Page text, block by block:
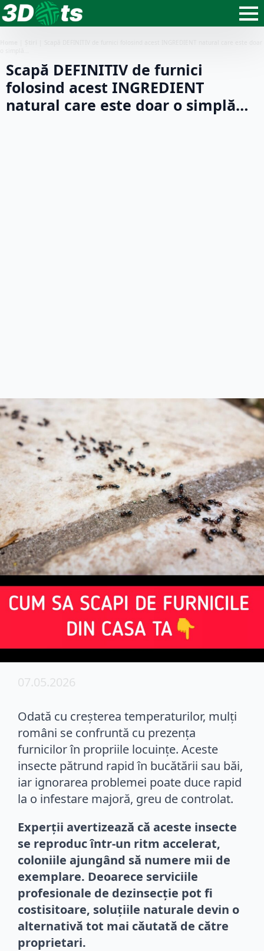
Scapă DEFINITIV de furnici
folosind acest INGREDIENT
natural care este doar o simplă…
07.05.2026
Odată cu creșterea temperaturilor, mulți
români se confruntă cu prezența
furnicilor în propriile locuințe. Aceste
insecte pătrund rapid în bucătării sau băi,
iar ignorarea problemei poate duce rapid
la o infestare majoră, greu de controlat.
Experții avertizează că aceste insecte
se reproduc într-un ritm accelerat,
coloniile ajungând să numere mii de
exemplare. Deoarece serviciile
profesionale de dezinsecție pot fi
costisitoare, soluțiile naturale devin o
alternativă tot mai căutată de către
proprietari.